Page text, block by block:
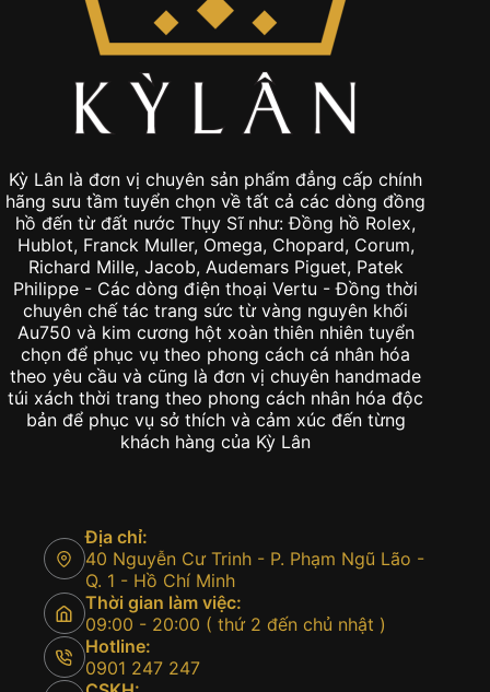
Kỳ Lân là đơn vị chuyên sản phẩm đẳng cấp chính
hãng sưu tầm tuyển chọn về tất cả các dòng đồng
hồ đến từ đất nước Thụy Sĩ như: Đồng hồ Rolex,
Hublot, Franck Muller, Omega, Chopard, Corum,
Richard Mille, Jacob, Audemars Piguet, Patek
Philippe - Các dòng điện thoại Vertu - Đồng thời
chuyên chế tác trang sức từ vàng nguyên khối
Au750 và kim cương hột xoàn thiên nhiên tuyển
chọn để phục vụ theo phong cách cá nhân hóa
theo yêu cầu và cũng là đơn vị chuyên handmade
túi xách thời trang theo phong cách nhân hóa độc
bản để phục vụ sở thích và cảm xúc đến từng
khách hàng của Kỳ Lân
Địa chỉ:
40 Nguyễn Cư Trinh - P. Phạm Ngũ Lão -
Q. 1 - Hồ Chí Minh
Thời gian làm việc:
09:00 - 20:00 ( thứ 2 đến chủ nhật )
Hotline:
0901 247 247